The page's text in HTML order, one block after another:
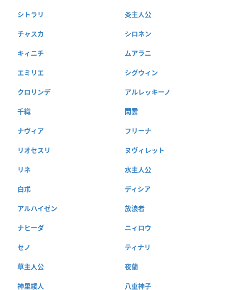
シトラリ 炎主人公
チャスカ シロネン
キィニチ ムアラニ
エミリエ シグウィン
クロリンデ アルレッキーノ
千織 閑雲
ナヴィア フリーナ
リオセスリ ヌヴィレット
リネ 水主人公
白朮 ディシア
アルハイゼン 放浪者
ナヒーダ ニィロウ
セノ ティナリ
草主人公 夜蘭
神里綾人 八重神子